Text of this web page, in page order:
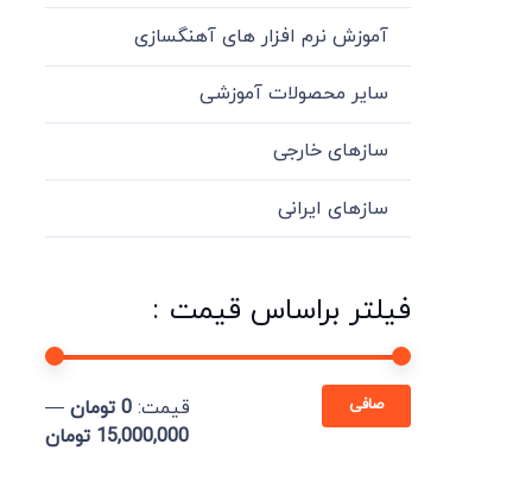
آموزش نرم افزار های آهنگسازی
سایر محصولات آموزشی
سازهای خارجی
سازهای ایرانی
فیلتر براساس قیمت :
صافی قيمت: 0 تومان
—
15,000,000 تومان